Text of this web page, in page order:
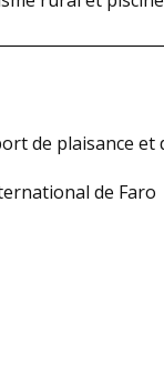
de plaisance
de Faro